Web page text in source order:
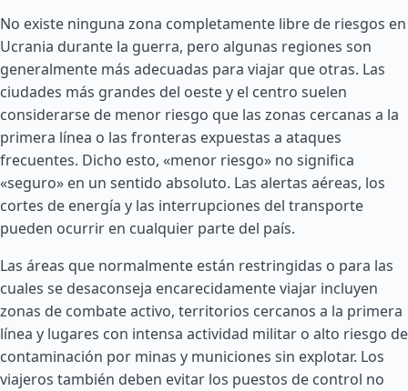
No existe ninguna zona completamente libre de riesgos en
Ucrania durante la guerra, pero algunas regiones son
generalmente más adecuadas para viajar que otras. Las
ciudades más grandes del oeste y el centro suelen
considerarse de menor riesgo que las zonas cercanas a la
primera línea o las fronteras expuestas a ataques
frecuentes. Dicho esto, «menor riesgo» no significa
«seguro» en un sentido absoluto. Las alertas aéreas, los
cortes de energía y las interrupciones del transporte
pueden ocurrir en cualquier parte del país.
Las áreas que normalmente están restringidas o para las
cuales se desaconseja encarecidamente viajar incluyen
zonas de combate activo, territorios cercanos a la primera
línea y lugares con intensa actividad militar o alto riesgo de
contaminación por minas y municiones sin explotar. Los
viajeros también deben evitar los puestos de control no